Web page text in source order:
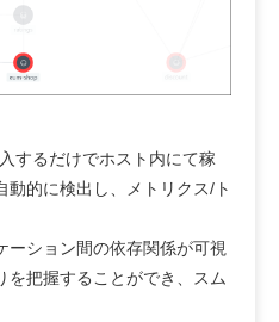
するだけでホスト内にて稼
的に検出し、メトリクス/ト
ーション間の依存関係が可視
を把握することができ、スム